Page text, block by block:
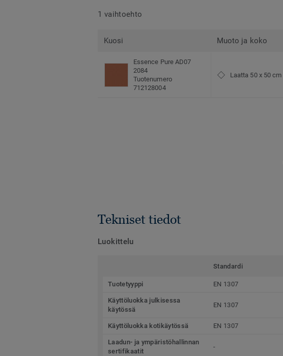
1 vaihtoehto
Kuosi Muoto ja koko
Essence Pure AD07
2084
Tuotenumero
712128004
Laatta 50 x 50 cm
Tekniset tiedot
Luokittelu
Standardi
Tuotetyyppi EN 1307
Käyttöluokka julkisessa
käytössä
EN 1307
Käyttöluokka kotikäytössä EN 1307
Laadun- ja ympäristöhallinnan
sertifikaatit
-